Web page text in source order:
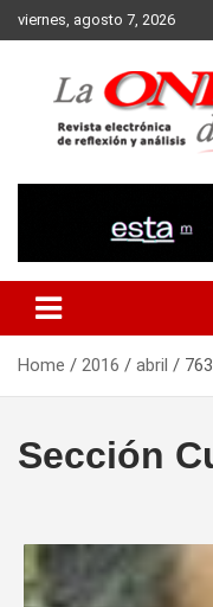
Skip
to
viernes, agosto 7, 2026
Home 2016 abril 763